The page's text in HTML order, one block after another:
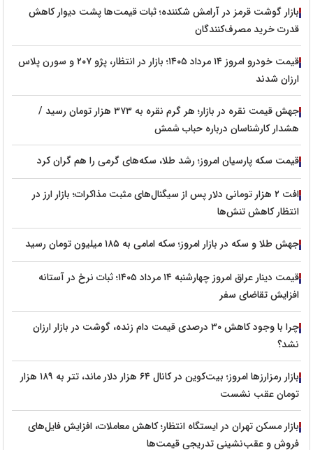
بازار گوشت قرمز در آرامش شکننده؛ ثبات قیمت‌ها پشت دیوار کاهش
قدرت خرید مصرف‌کنندگان
قیمت خودرو امروز ۱۴ مرداد ۱۴۰۵؛ بازار در انتظار، پژو ۲۰۷ و سورن پلاس
ارزان شدند
جهش قیمت نقره در بازار؛ هر گرم نقره به ۳۷۳ هزار تومان رسید /
هشدار کارشناسان درباره حباب شمش
قیمت سکه پارسیان امروز؛ رشد طلا، سکه‌های گرمی را هم گران کرد
افت ۲ هزار تومانی دلار پس از سیگنال‌های مثبت مذاکرات؛ بازار ارز در
انتظار کاهش تنش‌ها
جهش طلا و سکه در بازار امروز؛ سکه امامی به ۱۸۵ میلیون تومان رسید
قیمت دینار عراق امروز چهارشنبه ۱۴ مرداد ۱۴۰۵؛ ثبات نرخ در آستانه
افزایش تقاضای سفر
چرا با وجود کاهش ۳۰ درصدی قیمت دام زنده، گوشت در بازار ارزان
نشد؟
بازار رمزارزها امروز؛ بیت‌کوین در کانال ۶۴ هزار دلار ماند، تتر به ۱۸۹ هزار
تومان عقب نشست
بازار مسکن تهران در ایستگاه انتظار؛ کاهش معاملات، افزایش فایل‌های
فروش و عقب‌نشینی تدریجی قیمت‌ها